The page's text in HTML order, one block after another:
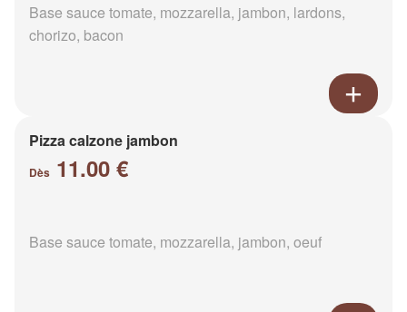
Base sauce tomate, mozzarella, jambon, lardons,
chorizo, bacon
Pizza calzone jambon
Dès 11.00 €
Base sauce tomate, mozzarella, jambon, oeuf